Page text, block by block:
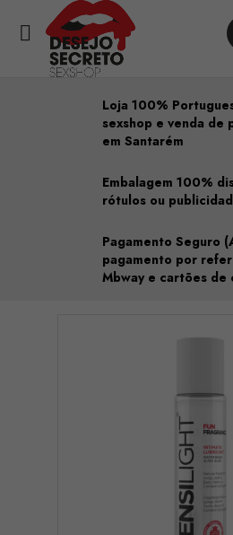

Loja 100%
sexshop e venda
em Santarém
Embalagem 100%
rótulos ou
Pagamento Seguro
pagamento por
Mbway e cartões de